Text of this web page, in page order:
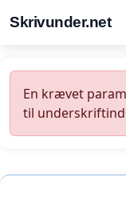
Skrivunder.net
En krævet
til